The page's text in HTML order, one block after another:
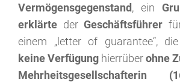
Vermögensgegenstand, ein
erklärte der Geschäftsführer
einem „letter of guarantee“,
keine Verfügung hierrüberohne
Mehrheitsgesellschafterin